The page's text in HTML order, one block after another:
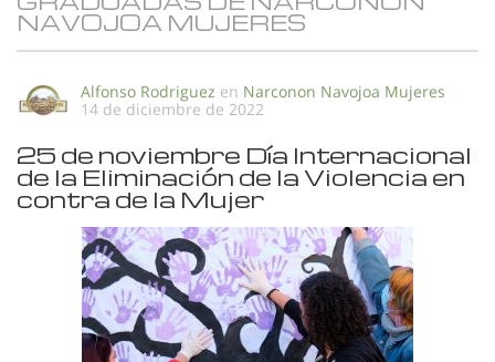
NAVOJOA MUJERES
Alfonso Rodriguez en Narconon Navojoa Mujeres
14 de diciembre de 2022
25 de noviembre Día Internacional
de la Eliminación de la Violencia en
contra de la Mujer